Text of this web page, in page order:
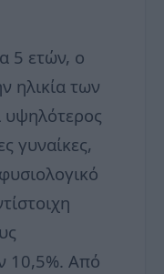
5 ετών, ο
ηλικία των
υψηλότερος
γυναίκες,
10,5%. Από